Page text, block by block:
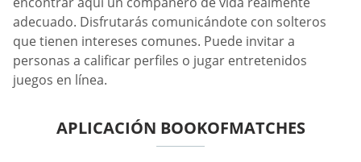
adecuado. Disfrutarás comunicándote con solteros
que tienen intereses comunes. Puede invitar a
personas a calificar perfiles o jugar entretenidos
juegos en línea.
APLICACIÓN BOOKOFMATCHES